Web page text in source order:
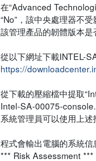
在“Advanced
“No”，該中央處理器不
該管理產品的韌體版本是
從以下網址下載INTEL-
https://
從下載的壓縮檔中提取
Intel-SA-00075-
系統管理員可以使用上述
程式會輸出電腦的系統信
*** Risk Assessment ***